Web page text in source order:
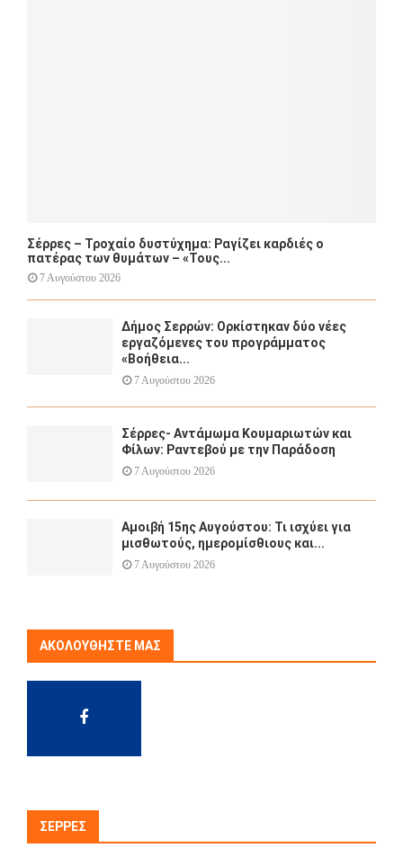
Σέρρες – Τροχαίο δυστύχημα: Ραγίζει καρδιές ο
πατέρας των θυμάτων – «Τους...
7 Αυγούστου 2026
Δήμος Σερρών: Ορκίστηκαν δύο νέες
εργαζόμενες του προγράμματος
«Βοήθεια...
7 Αυγούστου 2026
Σέρρες- Αντάμωμα Κουμαριωτών και
Φίλων: Ραντεβού με την Παράδοση
7 Αυγούστου 2026
Αμοιβή 15ης Αυγούστου: Τι ισχύει για
μισθωτούς, ημερομίσθιους και...
7 Αυγούστου 2026
ΑΚΟΛΟΥΘΉΣΤΕ ΜΑΣ
ΣΈΡΡΕΣ